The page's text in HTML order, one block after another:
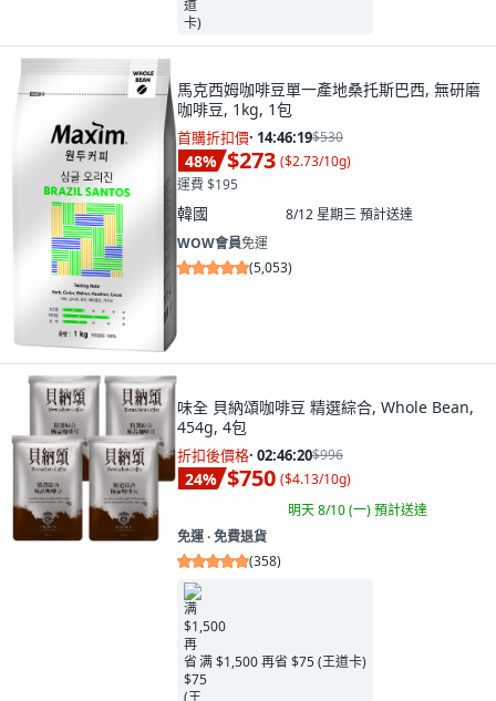
馬克西姆咖啡豆單一產地桑托斯巴西, 無研磨
咖啡豆, 1kg, 1包
首購折扣價· 14:46:17$530
48% $273 ($2.73/10g)
運費 $195
韓國 8/12 星期三預計送達
WOW會員免運
(5,053)
味全 貝納頌咖啡豆 精選綜合, Whole Bean,
454g, 4包
折扣後價格· 02:46:18$996
24% $750 ($4.13/10g)
明天 8/10 (一)預計送達
免運 ∙ 免費退貨
(358)
满 $1,500 再省 $75 (王道卡)